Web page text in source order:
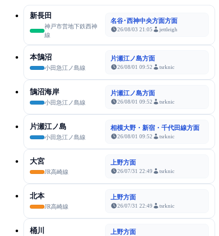
新長田
神戸市営地下鉄西神
線
名谷･西神中央方面方面
26/08/03 21:05 jettleigh
本鵠沼
小田急江ノ島線
片瀬江ノ島方面
26/08/01 09:52 tsrknic
鵠沼海岸
小田急江ノ島線
片瀬江ノ島方面
26/08/01 09:52 tsrknic
片瀬江ノ島
小田急江ノ島線
相模大野・新宿・千代田線方面
26/08/01 09:52 tsrknic
大宮
JR高崎線
上野方面
26/07/31 22:49 tsrknic
北本
JR高崎線
上野方面
26/07/31 22:49 tsrknic
桶川 上野方面